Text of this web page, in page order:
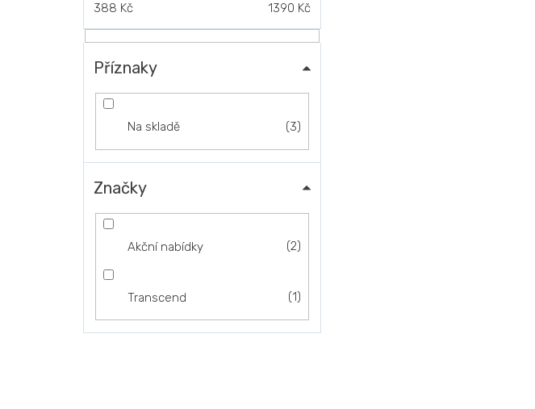
388 Kč 1390 Kč
Příznaky
Na skladě 3
Značky
Akční nabídky 2
Transcend 1